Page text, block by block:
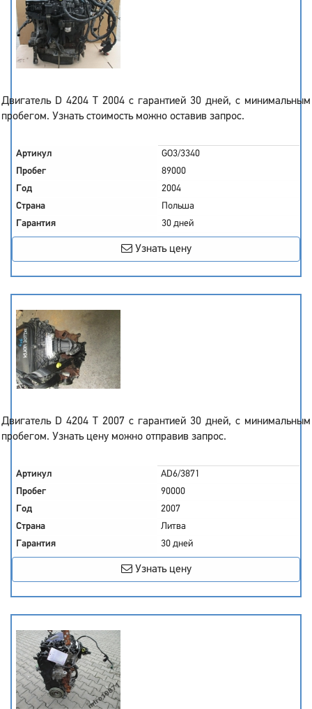
Двигатель D 4204 T 2004 с гарантией 30 дней, с минимальным
пробегом. Узнать стоимость можно оставив запрос.
Артикул
GO3/3340
Пробег
89000
Год
2004
Страна
Польша
Гарантия
30 дней
Узнать цену
Двигатель D 4204 T 2007 с гарантией 30 дней, с минимальным
пробегом. Узнать цену можно отправив запрос.
Артикул
AD6/3871
Пробег
90000
Год
2007
Страна
Литва
Гарантия
30 дней
Узнать цену